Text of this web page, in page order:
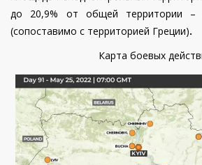
до 20,9% от общей территории –
(сопоставимо с территорией Греции).
Карта боевых